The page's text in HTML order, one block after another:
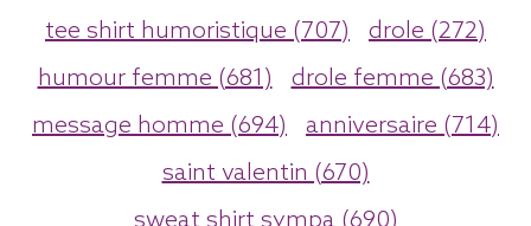
tee shirt humoristique (707)
drole (272)
humour femme (681)
drole femme (683)
message homme (694)
anniversaire (714)
saint valentin (670)